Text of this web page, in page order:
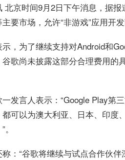
北京时间9月2日下午消息，据
要市场，允许“非游戏”应用开
，为了继续支持对Android和
歌尚未披露这部分合理费用的
发言人表示：“Google Play第
可以为澳大利亚、日本、印度
：“谷歌将继续与试点合作伙